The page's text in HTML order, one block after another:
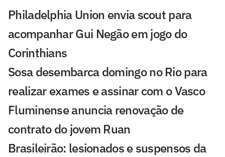
Philadelphia Union envia scout para
acompanhar Gui Negão em jogo do
Corinthians
Sosa desembarca domingo no Rio para
realizar exames e assinar com o Vasco
Fluminense anuncia renovação de
contrato do jovem Ruan
Brasileirão: lesionados e suspensos da